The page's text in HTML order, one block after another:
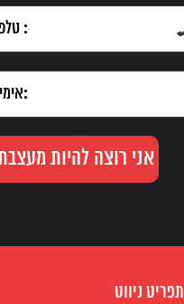
תפריט ניווט